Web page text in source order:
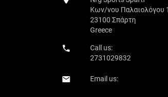
Κων/νου Παλαιολόγου
23100 Σπάρτη
Greece

Call us:
2731029832
 Email us: